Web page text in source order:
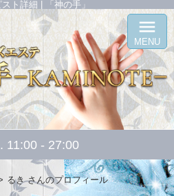
ト詳細 | 「神の手」
11:00 - 27:00
menu
MENU
るき さんのプロフィール